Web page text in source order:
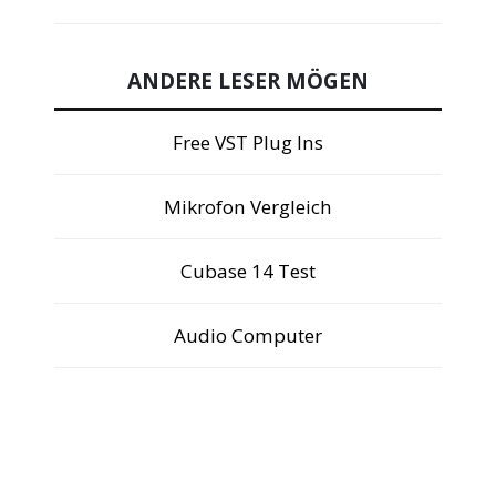
ANDERE LESER MÖGEN
Free VST Plug Ins
Mikrofon Vergleich
Cubase 14 Test
Audio Computer